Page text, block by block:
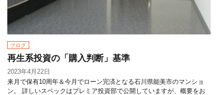
ブログ
再生系投資の「購入判断」基準
2023年4月22日
来月で保有10周年＆今月でローン完済となる石川県能美市のマンショ
ン。 詳しいスペックはプレミア投資部で公開していますが、概要をお